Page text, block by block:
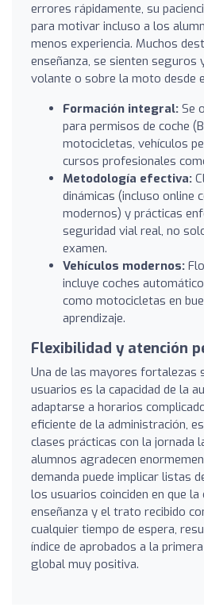
errores rápidamente, su
para motivar incluso a los
menos experiencia. Muchos
enseñanza, se sienten seguros
volante o sobre la moto desde
Formación integral: Se
para permisos de coche
motocicletas, vehículos
cursos profesionales
Metodología efectiva:
dinámicas (incluso online
modernos) y prácticas
seguridad vial real, no
examen.
Vehículos modernos:
incluye coches
como motocicletas en
aprendizaje.
Flexibilidad y atención
Una de las mayores fortalezas
usuarios es la capacidad de la
adaptarse a horarios
eficiente de la administración,
clases prácticas con la jornada
alumnos agradecen
demanda puede implicar listas
los usuarios coinciden en que la
enseñanza y el trato recibido
cualquier tiempo de espera,
índice de aprobados a la
global muy positiva.